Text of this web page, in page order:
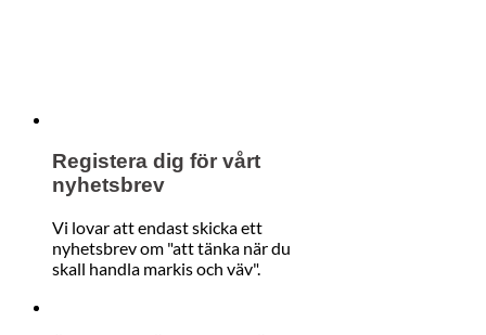
Registera dig för vårt
nyhetsbrev
Vi lovar att endast skicka ett
nyhetsbrev om "att tänka när du
skall handla markis och väv".